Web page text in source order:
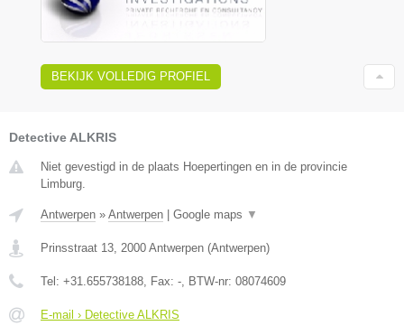
BEKIJK VOLLEDIG PROFIEL
Detective ALKRIS
Niet gevestigd in de plaats Hoepertingen en in de provincie
Limburg.
Antwerpen » Antwerpen Google maps ▼
Prinsstraat 13 2000 Antwerpen (Antwerpen)
Tel: +31.655738188 , Fax: - , BTW-nr: 08074609
E-mail › Detective ALKRIS